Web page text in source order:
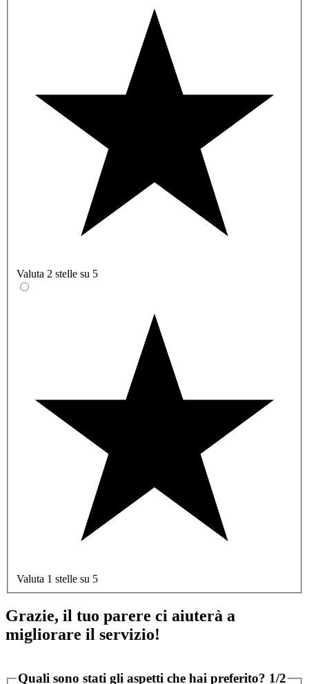
Valuta 2 stelle su 5
Valuta 1 stelle su 5
Grazie, il tuo parere ci aiuterà a
migliorare il servizio!
Quali sono stati gli aspetti che hai preferito? 1/2